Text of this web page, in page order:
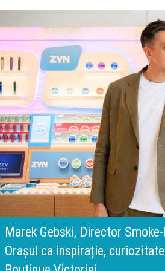
140 de ani de
timpului” este să